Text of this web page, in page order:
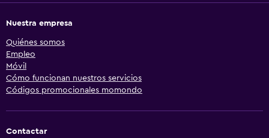
Nuestra empresa
Quiénes somos
Empleo
Móvil
Cómo funcionan nuestros servicios
Códigos promocionales momondo
Contactar